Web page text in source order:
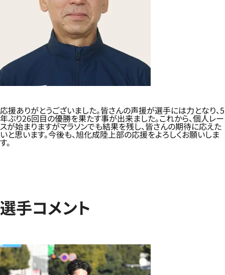
応援ありがとうございました。皆さんの声援が選手には力となり、5
年ぶり26回目の優勝を果たす事が出来ました。これから、個人レー
スが始まりますがマラソンでも結果を残し、皆さんの期待に応えた
いと思います。今後も、旭化成陸上部の応援をよろしくお願いしま
す。
選手コメント